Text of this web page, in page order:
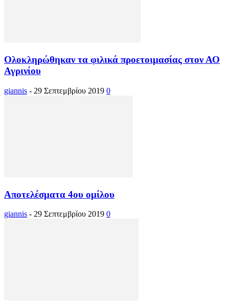
Ολοκληρώθηκαν τα φιλικά προετοιμασίας στον ΑΟ
Αγρινίου
giannis - 29 Σεπτεμβρίου 2019 0
Αποτελέσματα 4ου ομίλου
giannis - 29 Σεπτεμβρίου 2019 0